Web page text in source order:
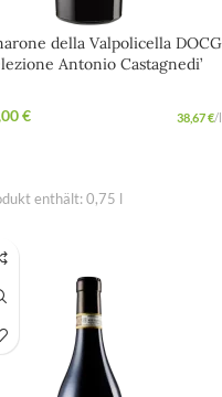
della Valpolicella DOCG
Antonio Castagnedi’
€ 38,67€/l
enthält: 0,75